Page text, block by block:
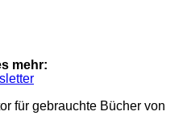
mehr:
für gebrauchte Bücher von